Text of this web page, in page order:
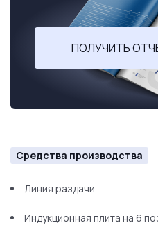
ПОЛУЧИТЬ
Средства производства
Линия раздачи
Индукционная плита на 6